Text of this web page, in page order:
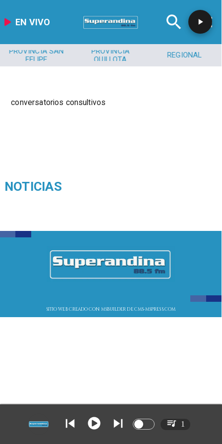
EN VIVO
PROVINCIA SAN
FELIPE
PROVINCIA
QUILLOTA
REGIONAL
conversatorios consultivos
NOTICIAS
SITIO WEB CREADO CON MSBUILDER DE CMS-MSPRESS.COM
1